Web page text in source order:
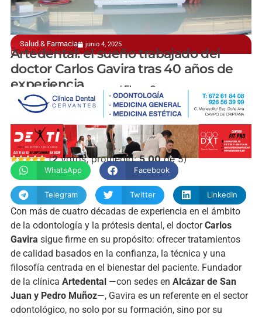
Salud & Farmacia junio 4, 2025
En Alcázar de San Juan y Pedro Muñoz
Artedental: el sueño trabajado del
doctor Carlos Gavira tras 40 años de
experiencia
manchainformacion.com / Elena Carrasco
(2votos, promedio:5,00de 5)
WhatsApp Facebook
Telegram Twitter LinkedIn
Con más de cuatro décadas de experiencia en el ámbito
de la odontología y la prótesis dental, el doctorCarlos
Gavira sigue firme en su propósito: ofrecer tratamientos
de calidad basados en la confianza, la técnica y una
filosofía centrada en el bienestar del paciente. Fundador
de la clínica Artedental—con sedes en Alcázar de San
Juan y Pedro Muñoz—, Gavira es un referente en el sector
odontológico, no solo por su formación, sino por su